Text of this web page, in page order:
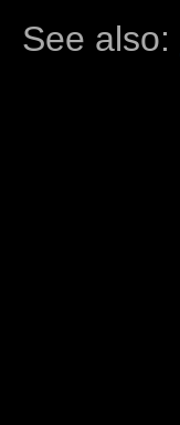
See also: